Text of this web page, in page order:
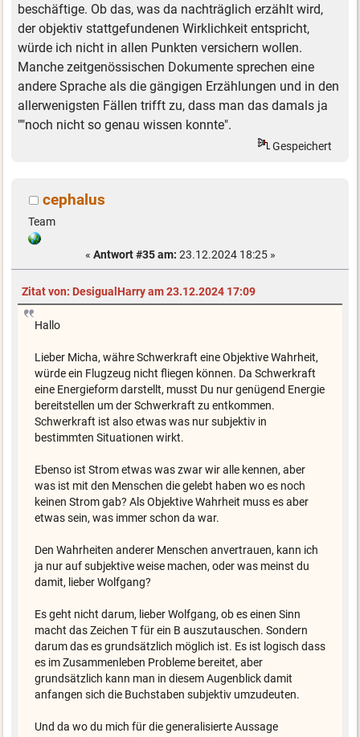
beschäftige. Ob das, was da nachträglich erzählt wird,
der objektiv stattgefundenen Wirklichkeit entspricht,
würde ich nicht in allen Punkten versichern wollen.
Manche zeitgenössischen Dokumente sprechen eine
andere Sprache als die gängigen Erzählungen und in den
allerwenigsten Fällen trifft zu, dass man das damals ja
""noch nicht so genau wissen konnte".
Gespeichert
cephalus
Team
« Antwort #35 am: 23.12.2024 18:25 »
Zitat von: DesigualHarry am 23.12.2024 17:09
Hallo
Lieber Micha, währe Schwerkraft eine Objektive Wahrheit,
würde ein Flugzeug nicht fliegen können. Da Schwerkraft
eine Energieform darstellt, musst Du nur genügend Energie
bereitstellen um der Schwerkraft zu entkommen.
Schwerkraft ist also etwas was nur subjektiv in
bestimmten Situationen wirkt.
Ebenso ist Strom etwas was zwar wir alle kennen, aber
was ist mit den Menschen die gelebt haben wo es noch
keinen Strom gab? Als Objektive Wahrheit muss es aber
etwas sein, was immer schon da war.
Den Wahrheiten anderer Menschen anvertrauen, kann ich
ja nur auf subjektive weise machen, oder was meinst du
damit, lieber Wolfgang?
Es geht nicht darum, lieber Wolfgang, ob es einen Sinn
macht das Zeichen T für ein B auszutauschen. Sondern
darum das es grundsätzlich möglich ist. Es ist logisch dass
es im Zusammenleben Probleme bereitet, aber
grundsätzlich kann man in diesem Augenblick damit
anfangen sich die Buchstaben subjektiv umzudeuten.
Und da wo du mich für die generalisierte Aussage